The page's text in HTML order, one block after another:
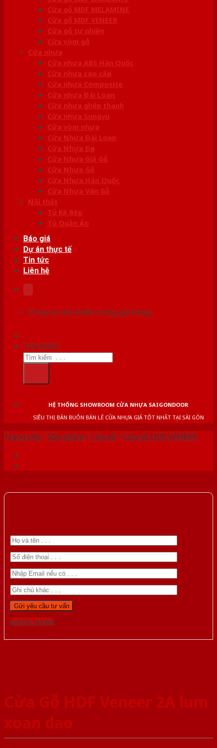
Cửa gỗ MDF MELAMINE
Cửa gỗ MDF VENEER
Cửa gỗ tự nhiên
Cửa vòm gỗ
Cửa nhựa
Cửa nhựa ABS Hàn Quốc
Cửa nhựa cao cấp
Cửa nhựa Composite
Cửa nhựa Đài Loan
Cửa nhựa ghép thanh
Cửa nhựa Sungyu
Cửa vòm nhựa
Cửa Nhựa Đài Loan
Cửa Nhựa Đẹp
Cửa Nhựa Giả Gỗ
Cửa Nhựa Gỗ
Cửa Nhựa Hàn Quốc
Cửa Nhựa Vân Gỗ
Nội thất
Tủ Kệ Bếp
Tủ Quần Áo
Báo giá
Dự án thực tế
Tin tức
Liên hệ
Chưa có sản phẩm trong giỏ hàng.
Tìm kiếm:
HỆ THỐNG SHOWROOM CỬA NHỰA SAIGONDOOR
SIÊU THỊ BÁN BUÔN BÁN LẺ CỬA NHỰA GIÁ TỐT NHẤT TẠI SÀI GÒN
Trang chủ /Sản phẩm /Cửa gỗ /Cửa gỗ HDF VENEER
Gọi 0976.169.864
Cửa Gỗ HDF Veneer 2A lum
xoan dao